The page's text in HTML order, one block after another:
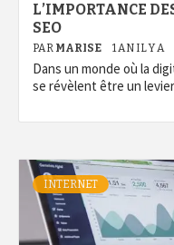
L’IMPORTANCE
SEO
PAR MARISE 1 AN IL Y A
Dans un monde où la
se révèlent être un levier
INTERNET